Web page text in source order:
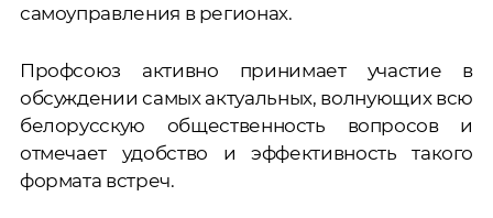
самоуправления в регионах.
Профсоюз активно принимает участие в
обсуждении самых актуальных, волнующих всю
белорусскую общественность вопросов и
отмечает удобство и эффективность такого
формата встреч.